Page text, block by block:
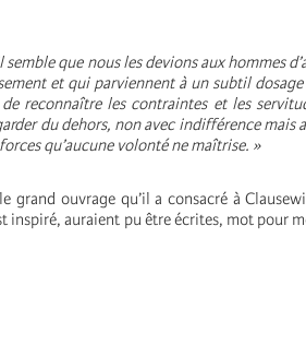
semble que nous les devions aux hommes
et qui parviennent à un subtil dosage
reconnaître les contraintes et les
du dehors, non avec indifférence mais
qu’aucune volonté ne maîtrise. »
grand ouvrage qu’il a consacré à
auraient pu être écrites, mot pour